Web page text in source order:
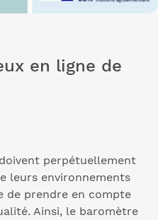
en ligne de
perpétuellement
leurs environnements
de prendre en compte
Ainsi, le baromètre